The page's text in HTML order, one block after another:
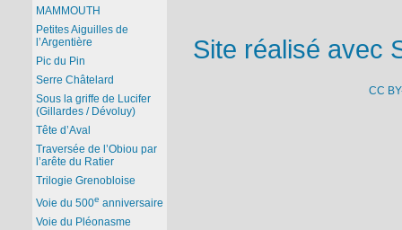
MAMMOUTH
Petites Aiguilles de
l’Argentière
Pic du Pin
Serre Châtelard
Sous la griffe de Lucifer
(Gillardes / Dévoluy)
Tête d’Aval
Traversée de l’Obiou par
l’arête du Ratier
Trilogie Grenobloise
Voie du 500e anniversaire
Voie du Pléonasme
Site réalisé avec
CC